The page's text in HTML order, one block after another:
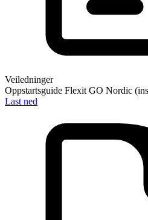
Veiledninger
Oppstartsguide Flexit GO Nordic
Last ned